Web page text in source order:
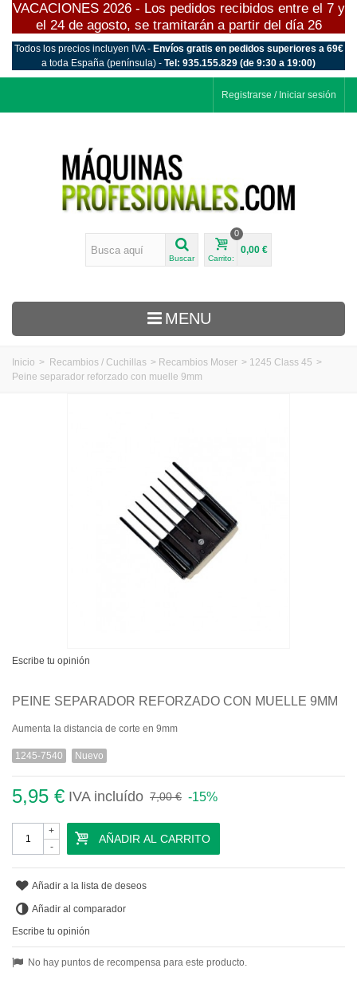
VACACIONES 2026 - Los pedidos recibidos entre el 7 y
el 24 de agosto, se tramitarán a partir del día 26
Todos los precios incluyen IVA - Envíos gratis en pedidos superiores a 69€
a toda España (península) - Tel: 935.155.829 (de 9:30 a 19:00)
Registrarse / Iniciar sesión
Buscar Carrito:
0
0,00 €
MENU
Inicio > Recambios / Cuchillas > Recambios Moser > 1245 Class 45 >
Peine separador reforzado con muelle 9mm
Escribe tu opinión
PEINE SEPARADOR REFORZADO CON MUELLE 9MM
Aumenta la distancia de corte en 9mm
1245-7540 Nuevo
5,95 € IVA incluído 7,00 € -15%
-
+
AÑADIR AL CARRITO
Añadir a la lista de deseos
Añadir al comparador
Escribe tu opinión
No hay puntos de recompensa para este producto.